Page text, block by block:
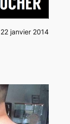
22 janvier 2014